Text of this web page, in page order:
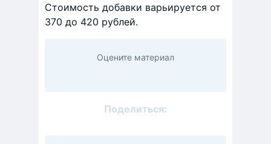
Стоимость добавки варьируется от
370 до 420 рублей.
Оцените материал
Поделиться: